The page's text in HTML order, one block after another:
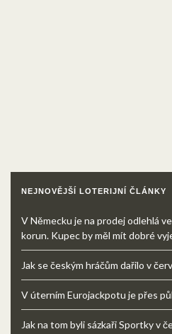
NEJNOVĚJŠÍ LOTERIJNÍ ČLÁNKY
V Německu je na prodej odlehlá
korun. Kupec by měl mít dobré
Jak se českým hráčům dařilo v
V úterním Eurojackpotu je přes
Jak na tom byli sázkaři Sportky v